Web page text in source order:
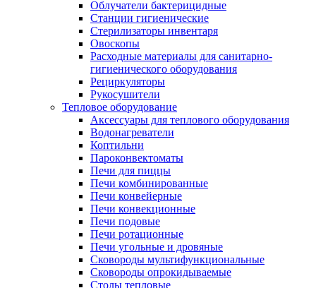
Облучатели бактерицидные
Станции гигиенические
Стерилизаторы инвентаря
Овоскопы
Расходные материалы для санитарно-
гигиенического оборудования
Рециркуляторы
Рукосушители
Тепловое оборудование
Аксессуары для теплового оборудования
Водонагреватели
Коптильни
Пароконвектоматы
Печи для пиццы
Печи комбинированные
Печи конвейерные
Печи конвекционные
Печи подовые
Печи ротационные
Печи угольные и дровяные
Сковороды мультифункциональные
Сковороды опрокидываемые
Столы тепловые